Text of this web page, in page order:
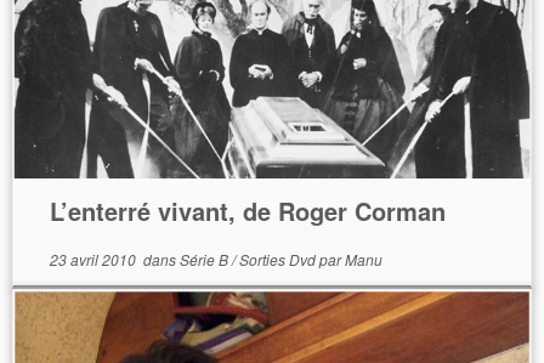
L’enterré vivant, de Roger Corman
23 avril 2010dansSérie B/Sorties DvdparManu